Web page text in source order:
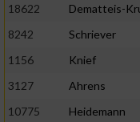
18622
Dematteis-
8242
Schriever
1156
Knief
3127
Ahrens
10775
Heidemann
Analyse von
verschiedenen Quellen